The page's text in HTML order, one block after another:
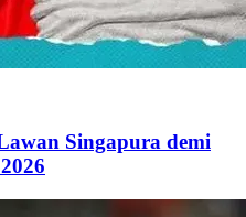
Singapura demi